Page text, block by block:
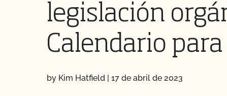
legislación
Calendario
by Kim Hatfield | 17 de abril de 2023